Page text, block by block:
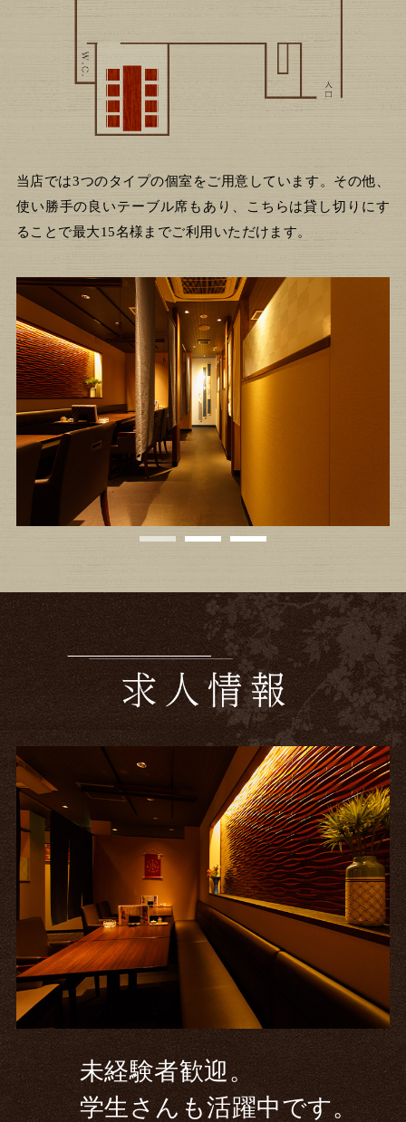
当店では3つのタイプの個室をご用意しています。その他、
使い勝手の良いテーブル席もあり、こちらは貸し切りにす
ることで最大15名様までご利用いただけます。
未経験者歓迎。
学生さんも活躍中です。